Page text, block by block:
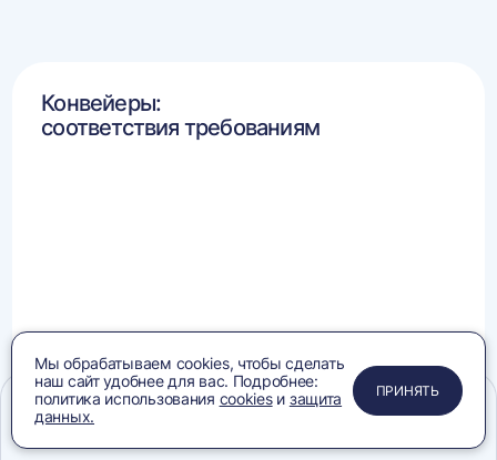
Конвейеры:
соответствия требованиям
от 07.08.2019
Машины кузнечно-прессовые:
ПРИМЕНИТЬ
ЗАКРЫТЬ
ЗАКРЫТЬ
ЗАКРЫТЬ
Мы обрабатываем cookies, чтобы сделать
наш сайт удобнее для вас. Подробнее:
политика использования cookiesи защита
данных.
ПРИНЯТЬ